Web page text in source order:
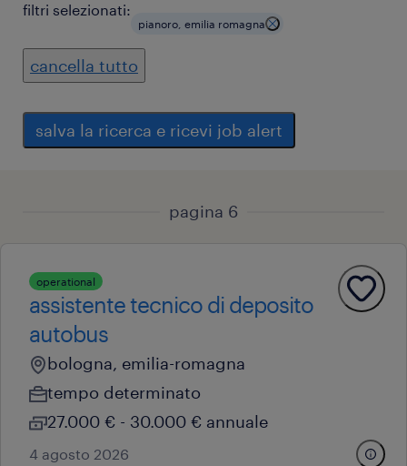
filtri selezionati:
pianoro, emilia romagna
cancella tutto
salva la ricerca e ricevi job alert
pagina 6
operational
assistente tecnico di deposito
autobus
bologna, emilia-romagna
tempo determinato
27.000 € - 30.000 € annuale
4 agosto 2026